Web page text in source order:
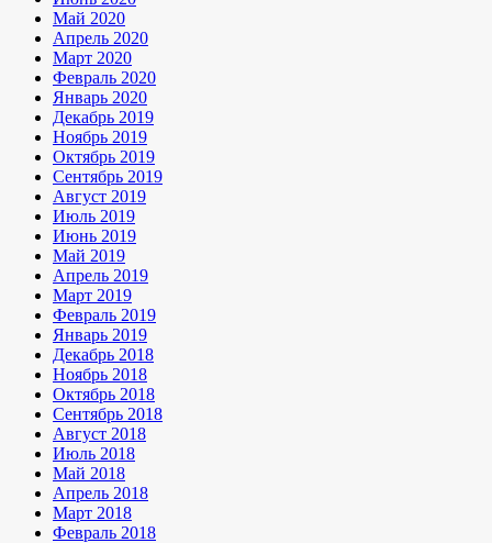
Май 2020
Апрель 2020
Март 2020
Февраль 2020
Январь 2020
Декабрь 2019
Ноябрь 2019
Октябрь 2019
Сентябрь 2019
Август 2019
Июль 2019
Июнь 2019
Май 2019
Апрель 2019
Март 2019
Февраль 2019
Январь 2019
Декабрь 2018
Ноябрь 2018
Октябрь 2018
Сентябрь 2018
Август 2018
Июль 2018
Май 2018
Апрель 2018
Март 2018
Февраль 2018